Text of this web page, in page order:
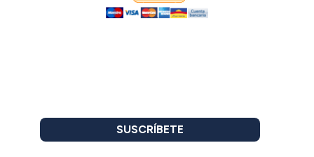
SUSCRÍBETE